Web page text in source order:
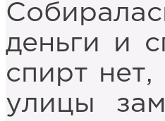
деньги и
спирт
улицы